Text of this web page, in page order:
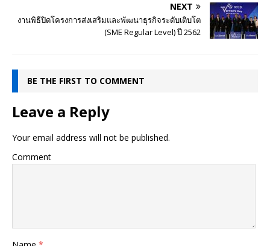
NEXT
งานพิธีปิดโครงการส่งเสริมและพัฒนาธุรกิจระดับเติบโต
(SME Regular Level) ปี 2562
BE THE FIRST TO COMMENT
Leave a Reply
Your email address will not be published.
Comment